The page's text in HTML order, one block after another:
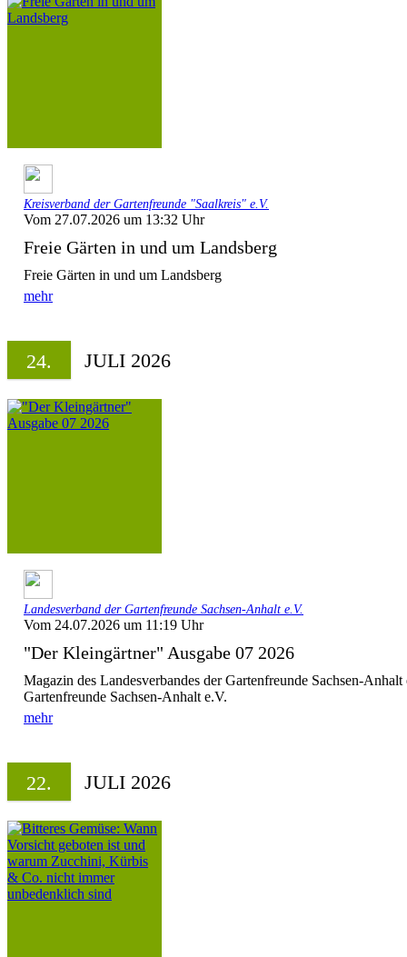
Kreisverband der Gartenfreunde "Saalkreis" e.V.
Vom 27.07.2026 um 13:32 Uhr
Freie Gärten in und um Landsberg
Freie Gärten in und um Landsberg
mehr
24. JULI 2026
Landesverband der Gartenfreunde Sachsen-Anhalt e.V.
Vom 24.07.2026 um 11:19 Uhr
"Der Kleingärtner" Ausgabe 07 2026
Magazin des Landesverbandes der Gartenfreunde Sachsen-
Gartenfreunde Sachsen-Anhalt e.V.
mehr
22. JULI 2026